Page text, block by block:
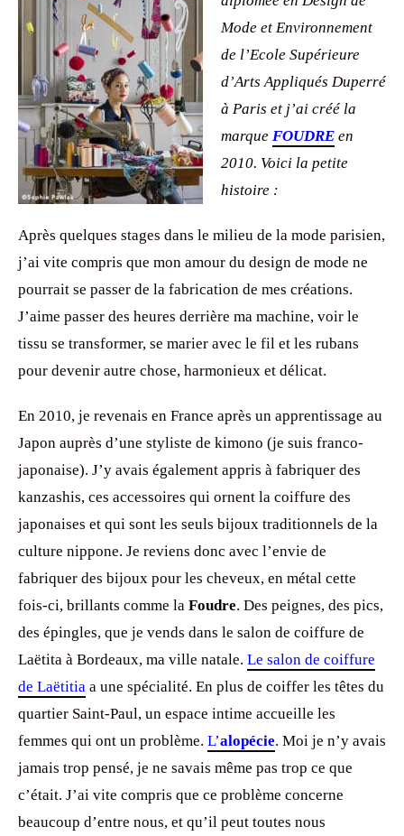
Mode et Environnement
de l’Ecole Supérieure
d’Arts Appliqués Duperré
à Paris et j’ai créé la
marque FOUDRE en
2010. Voici la petite
histoire :
Après quelques stages dans le milieu de la mode parisien,
j’ai vite compris que mon amour du design de mode ne
pourrait se passer de la fabrication de mes créations.
J’aime passer des heures derrière ma machine, voir le
tissu se transformer, se marier avec le fil et les rubans
pour devenir autre chose, harmonieux et délicat.
En 2010, je revenais en France après un apprentissage au
Japon auprès d’une styliste de kimono (je suis franco-
japonaise). J’y avais également appris à fabriquer des
kanzashis, ces accessoires qui ornent la coiffure des
japonaises et qui sont les seuls bijoux traditionnels de la
culture nippone. Je reviens donc avec l’envie de
fabriquer des bijoux pour les cheveux, en métal cette
fois-ci, brillants comme la Foudre. Des peignes, des pics,
des épingles, que je vends dans le salon de coiffure de
Laëtita à Bordeaux, ma ville natale. Le salon de coiffure
de Laëtitia a une spécialité. En plus de coiffer les têtes du
quartier Saint-Paul, un espace intime accueille les
femmes qui ont un problème. L’alopécie. Moi je n’y avais
jamais trop pensé, je ne savais même pas trop ce que
c’était. J’ai vite compris que ce problème concerne
beaucoup d’entre nous, et qu’il peut toutes nous